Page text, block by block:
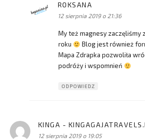
ROKSANA
12 sierpnia 2019 o 21:36
My też magnesy zaczęliśmy
roku
Blog jest również
Mapa Zdrapka pozwoliła
podróży i wspomnień
ODPOWIEDZ
KINGA -
12 sierpnia 2019 o 19:05